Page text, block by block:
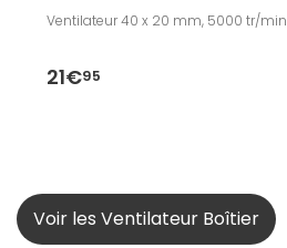
Ventilateur 40 x 20 mm, 5000 tr/min
21€95
Voir les Ventilateur Boîtier